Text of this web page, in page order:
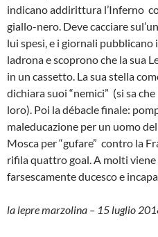
indicano addirittura l’Inferno
giallo-nero. Deve cacciare
lui spesi, e i giornali
ladrona e scoprono che la sua
in un cassetto. La sua stella
dichiara suoi “nemici” (si sa
loro). Poi la débacle finale:
maleducazione per un uomo
Mosca per “gufare” contro la
rifila quattro goal. A molti
farsescamente ducesco e
la lepre marzolina – 15 luglio